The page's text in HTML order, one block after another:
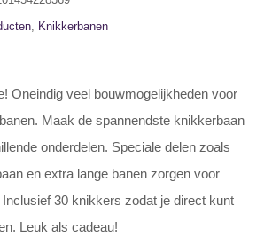
, Knikkerbanen
Oneindig veel bouwmogelijkheden voor
Maak de spannendste knikkerbaan
onderdelen. Speciale delen zoals
en extra lange banen zorgen voor
30 knikkers zodat je direct kunt
Leuk als cadeau!